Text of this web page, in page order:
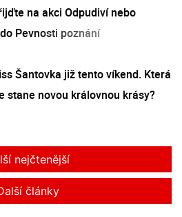
na akci Odpudiví nebo
Pevnosti poznání
Šantovka již tento víkend. Která
stane novou královnou krásy?
nejčtenější
články